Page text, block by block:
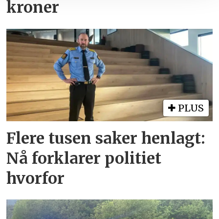
kroner
PLUS
Flere tusen saker henlagt:
Nå forklarer politiet
hvorfor